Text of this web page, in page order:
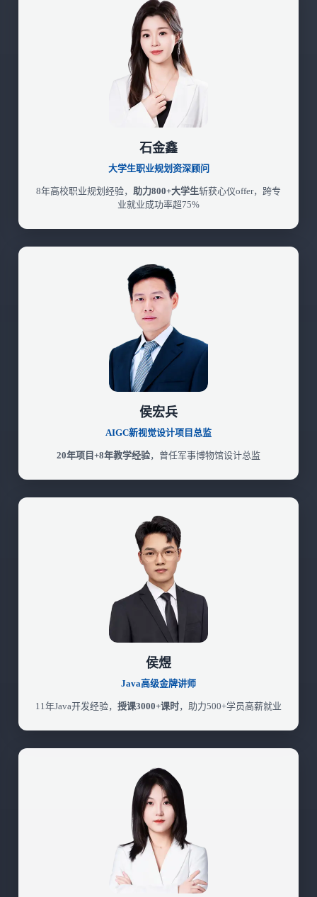
石金鑫
大学生职业规划资深顾问
8年高校职业规划经验， 助力800+大学生斩获心仪offer，跨专
业就业成功率超75%
侯宏兵
AIGC新视觉设计项目总监
20年项目+8年教学经验，曾任军事博物馆设计总监
侯煜
Java高级金牌讲师
11年Java开发经验， 授课3000+课时，助力500+学员高薪就业